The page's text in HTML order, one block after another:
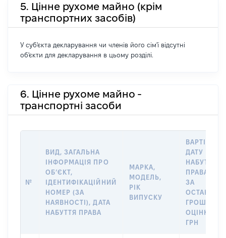
5. Цінне рухоме майно (крім
транспортних засобів)
У суб'єкта декларування чи членів його сім'ї відсутні
об'єкти для декларування в цьому розділі.
6. Цінне рухоме майно -
транспортні засоби
№
ВИД, ЗАГАЛЬНА
ІНФОРМАЦІЯ ПРО
ОБʼЄКТ,
ІДЕНТИФІКАЦІЙНИЙ
НОМЕР (ЗА
НАЯВНОСТІ), ДАТА
НАБУТТЯ ПРАВА
МАРКА,
МОДЕЛЬ,
РІК
ВИПУСКУ
ВАРТІСТЬ
ДАТУ
НАБУТТЯ
ПРАВА АБО
ЗА
ОЦІНКОЮ,
ГРН